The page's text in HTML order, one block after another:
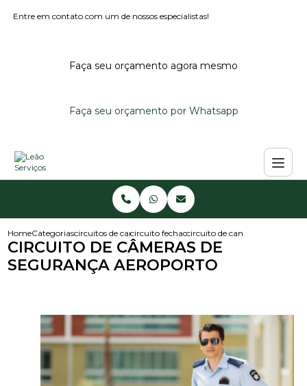
Entre em contato com um de nossos especialistas!
Faça seu orçamento agora mesmo
Faça seu orçamento por Whatsapp
HomeCategoriascircuitos de camerascircuito fechado de cameras
circuito de cameras de
CIRCUITO DE CÂMERAS DE
SEGURANÇA AEROPORTO